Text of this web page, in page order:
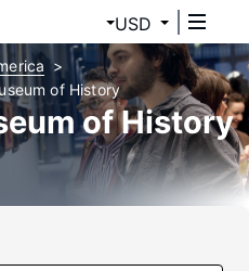
USD
of History
of History